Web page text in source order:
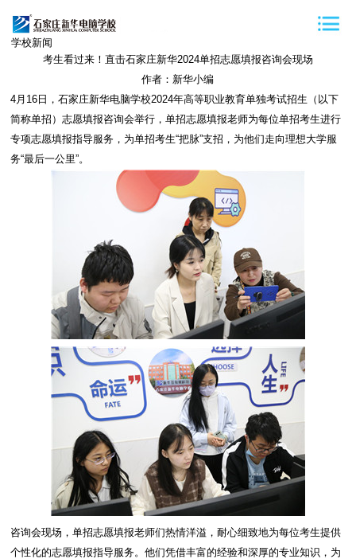
学校新闻
考生看过来！直击石家庄新华2024单招志愿填报咨询会现场
作者：新华小编
4月16日，石家庄新华电脑学校2024年高等职业教育单独考试招生（以下
简称单招）志愿填报咨询会举行，单招志愿填报老师为每位单招考生进行
专项志愿填报指导服务，为单招考生“把脉”支招，为他们走向理想大学服
务“最后一公里”。
咨询会现场，单招志愿填报老师们热情洋溢，耐心细致地为每位考生提供
个性化的志愿填报指导服务。他们凭借丰富的经验和深厚的专业知识，为